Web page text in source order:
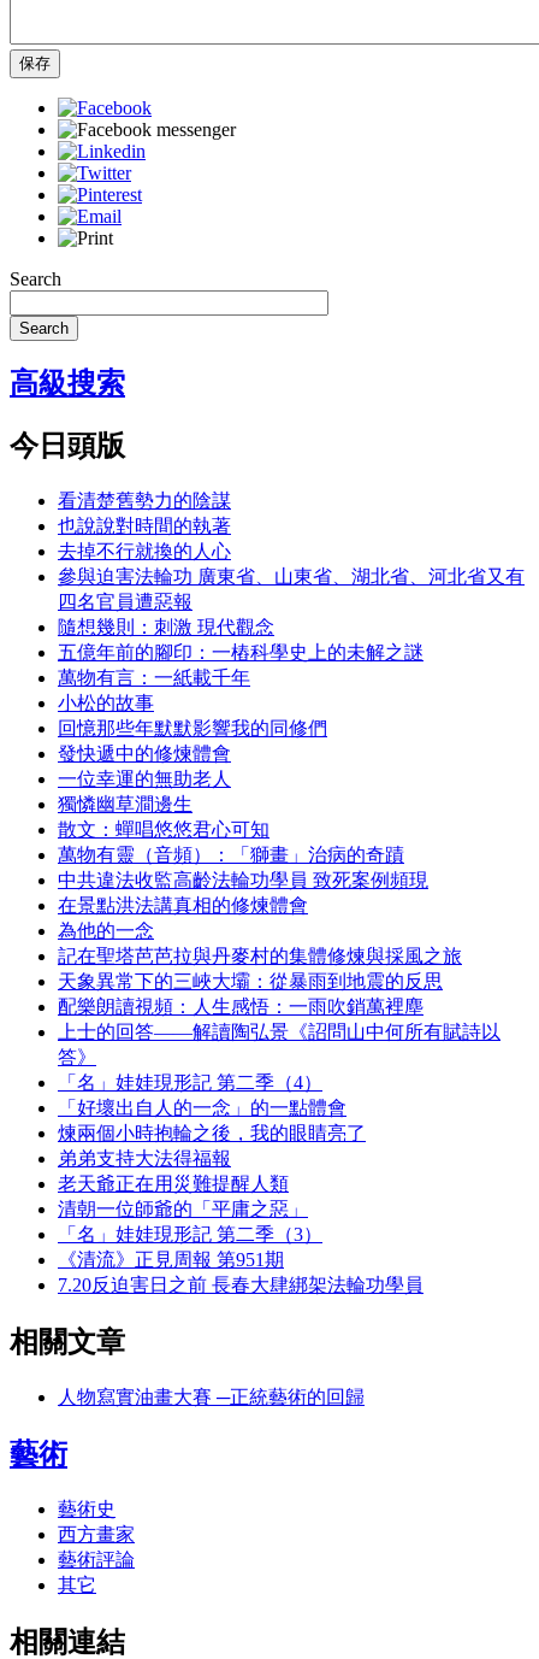
保存
Search
Search
高級搜索
今日頭版
看清楚舊勢力的陰謀
也說說對時間的執著
去掉不行就換的人心
參與迫害法輪功 廣東省、山東省、湖北省、河北省又有
四名官員遭惡報
隨想幾則：刺激 現代觀念
五億年前的腳印：一樁科學史上的未解之謎
萬物有言：一紙載千年
小松的故事
回憶那些年默默影響我的同修們
發快遞中的修煉體會
一位幸運的無助老人
獨憐幽草澗邊生
散文：蟬唱悠悠君心可知
萬物有靈（音頻）：「獅畫」治病的奇蹟
中共違法收監高齡法輪功學員 致死案例頻現
在景點洪法講真相的修煉體會
為他的一念
記在聖塔芭芭拉與丹麥村的集體修煉與採風之旅
天象異常下的三峽大壩：從暴雨到地震的反思
配樂朗讀視頻：人生感悟：一雨吹銷萬裡塵
上士的回答——解讀陶弘景《詔問山中何所有賦詩以
答》
「名」娃娃現形記 第二季（4）
「好壞出自人的一念」的一點體會
煉兩個小時抱輪之後，我的眼睛亮了
弟弟支持大法得福報
老天爺正在用災難提醒人類
清朝一位師爺的「平庸之惡」
「名」娃娃現形記 第二季（3）
《清流》正見周報 第951期
7.20反迫害日之前 長春大肆綁架法輪功學員
相關文章
人物寫實油畫大賽 ─正統藝術的回歸
藝術
藝術史
西方畫家
藝術評論
其它
相關連結